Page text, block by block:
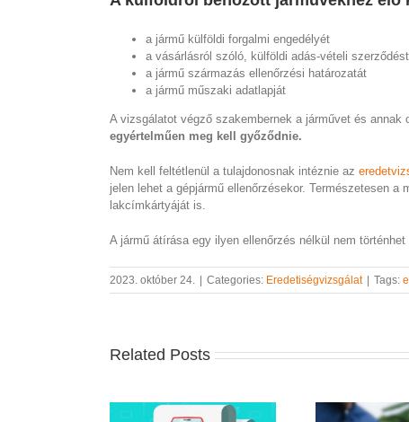
a jármű külföldi forgalmi engedélyét
a vásárlásról szóló, külföldi adás-vételi
a jármű származás ellenőrzési határozatát
a jármű műszaki adatlapját
A vizsgálatot végző szakembernek a járművet és annak
egyértelműen meg kell győződnie.
Nem kell feltétlenül a tulajdonosnak intéznie az
jelen lehet a gépjármű ellenőrzésekor. Természetesen
lakcímkártyáját is.
A jármű átírása egy ilyen ellenőrzés nélkül nem
2023. október 24. | Categories: Eredetiségvizsgálat | Tags:
Related Posts